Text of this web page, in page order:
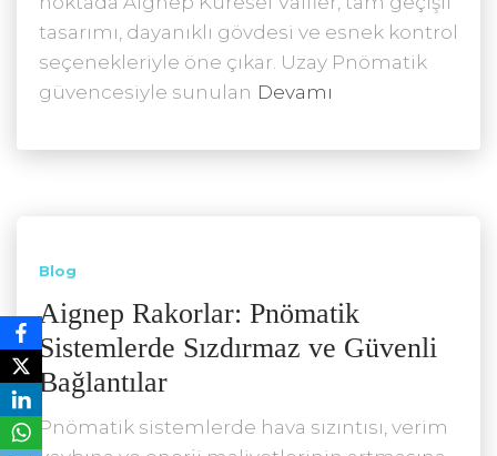
tasarımı, dayanıklı gövdesi ve esnek kontrol
seçenekleriyle öne çıkar. Uzay Pnömatik
güvencesiyle sunulan Devamı
Blog
Aignep Rakorlar: Pnömatik
Sistemlerde Sızdırmaz ve Güvenli
Bağlantılar
Pnömatik sistemlerde hava sızıntısı, verim